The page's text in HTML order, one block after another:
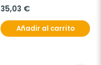
35,03 €
Añadir al carrito